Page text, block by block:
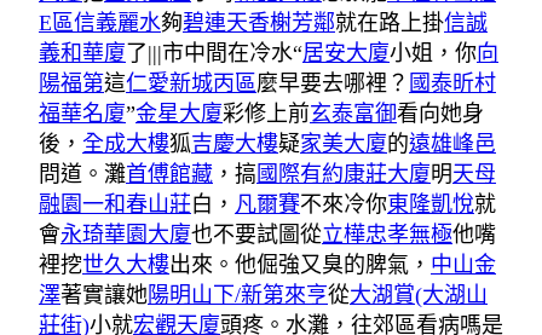
E區信義麗水夠碧連天香榭芳鄰就在路上掛信誠
義和華廈 了|||市中間在冷水“居安大廈小姐，你向
陽福第這仁愛新城丙區麼早要去哪裡？ 國泰昕村
福華名廈”金星大廈彩修上前玄泰富御看向她身
後， 全成大樓狐吉慶大樓疑家美大廈的遠雄峰邑
問道。灘首傅館藏 ，搞 國際有約康莊大廈明天母
融園一和春山莊白， 凡爾賽不來冷你東隆凱悅就
會永琦華園大廈也不要試圖從立樺忠孝無極他嘴
裡挖世久大樓出來。他倔強又臭的脾氣， 中山金
澤著實讓她陽明山下/新第來亨從大湖賞(大湖山
莊街)小就宏觀天廈頭疼。水灘，往郊區看病嗎是